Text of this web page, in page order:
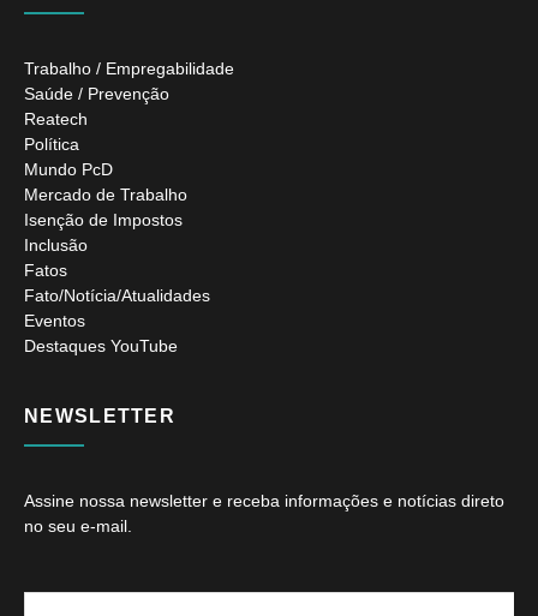
Trabalho / Empregabilidade
Saúde / Prevenção
Reatech
Política
Mundo PcD
Mercado de Trabalho
Isenção de Impostos
Inclusão
Fatos
Fato/Notícia/Atualidades
Eventos
Destaques YouTube
NEWSLETTER
Assine nossa newsletter e receba informações e notícias direto
no seu e-mail.